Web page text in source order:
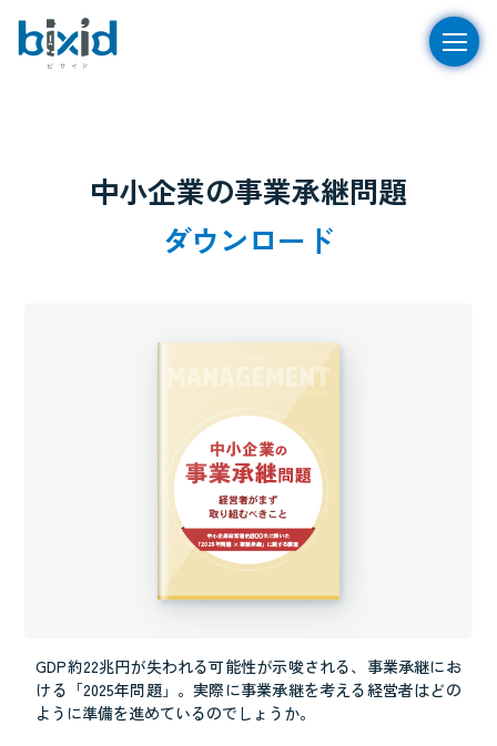
中小企業の事業承継問題
ダウンロード
GDP約22兆円が失われる可能性が示唆される、事業承継にお
ける「2025年問題」。実際に事業承継を考える経営者はどの
ように準備を進めているのでしょうか。